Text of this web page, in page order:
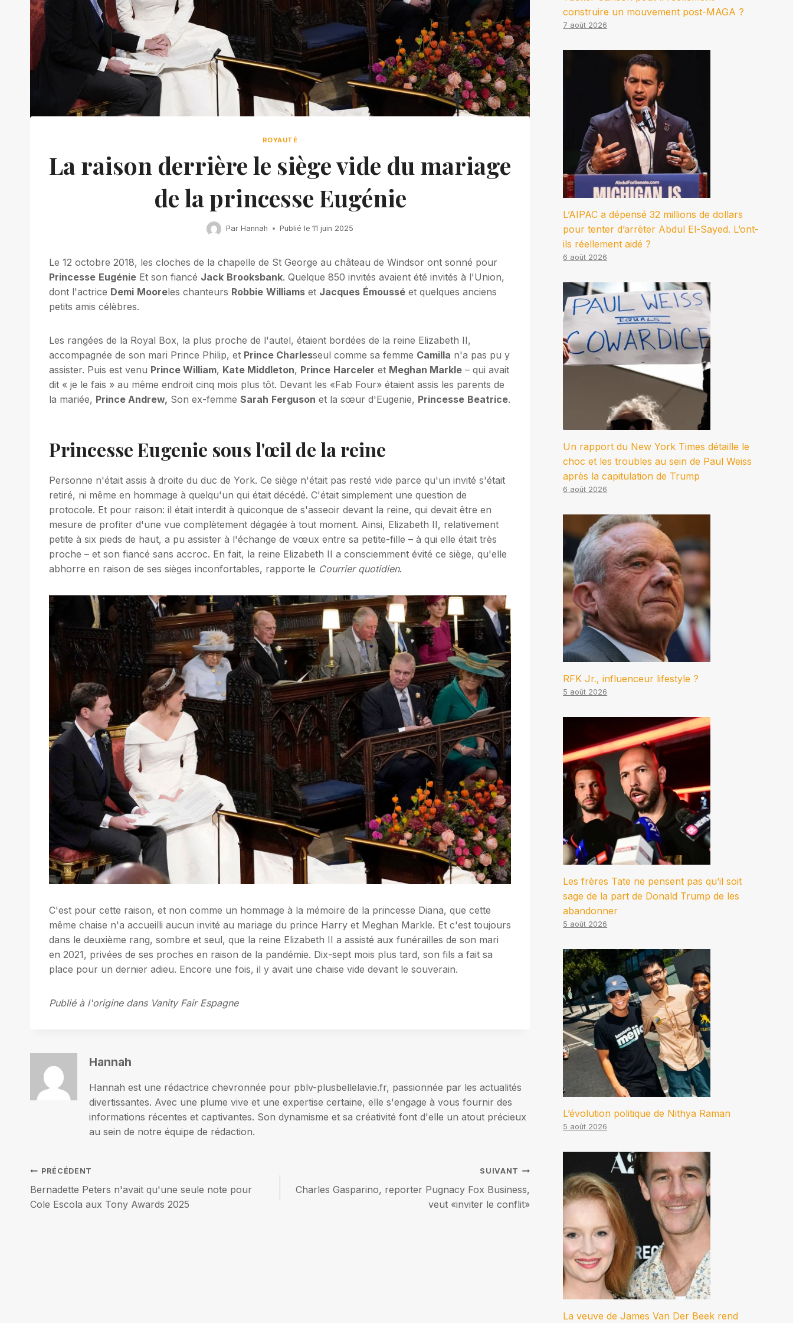
ROYAUTÉ
La raison derrière le siège vide du mariage
de la princesse Eugénie
Par Hannah Publié le 11 juin 2025
Le 12 octobre 2018, les cloches de la chapelle de St George au château de Windsor ont sonné pour
Princesse Eugénie Et son fiancé Jack Brooksbank. Quelque 850 invités avaient été invités à l'Union,
dont l'actrice Demi Mooreles chanteurs Robbie Williams et Jacques Émoussé et quelques anciens
petits amis célèbres.
Les rangées de la Royal Box, la plus proche de l'autel, étaient bordées de la reine Elizabeth II,
accompagnée de son mari Prince Philip, et Prince Charlesseul comme sa femme Camilla n'a pas pu y
assister. Puis est venu Prince William, Kate Middleton, Prince Harceler et Meghan Markle – qui avait
dit « je le fais » au même endroit cinq mois plus tôt. Devant les «Fab Four» étaient assis les parents de
la mariée, Prince Andrew, Son ex-femme Sarah Ferguson et la sœur d'Eugenie, Princesse Beatrice.
Princesse Eugenie sous l'œil de la reine
Personne n'était assis à droite du duc de York. Ce siège n'était pas resté vide parce qu'un invité s'était
retiré, ni même en hommage à quelqu'un qui était décédé. C'était simplement une question de
protocole. Et pour raison: il était interdit à quiconque de s'asseoir devant la reine, qui devait être en
mesure de profiter d'une vue complètement dégagée à tout moment. Ainsi, Elizabeth II, relativement
petite à six pieds de haut, a pu assister à l'échange de vœux entre sa petite-fille – à qui elle était très
proche – et son fiancé sans accroc. En fait, la reine Elizabeth II a consciemment évité ce siège, qu'elle
abhorre en raison de ses sièges inconfortables, rapporte le Courrier quotidien.
C'est pour cette raison, et non comme un hommage à la mémoire de la princesse Diana, que cette
même chaise n'a accueilli aucun invité au mariage du prince Harry et Meghan Markle. Et c'est toujours
dans le deuxième rang, sombre et seul, que la reine Elizabeth II a assisté aux funérailles de son mari
en 2021, privées de ses proches en raison de la pandémie. Dix-sept mois plus tard, son fils a fait sa
place pour un dernier adieu. Encore une fois, il y avait une chaise vide devant le souverain.
Publié à l'origine dans Vanity Fair Espagne
Hannah
Hannah est une rédactrice chevronnée pour pblv-plusbellelavie.fr, passionnée par les actualités
divertissantes. Avec une plume vive et une expertise certaine, elle s'engage à vous fournir des
informations récentes et captivantes. Son dynamisme et sa créativité font d'elle un atout précieux
au sein de notre équipe de rédaction.
Navigation
de
PRÉCÉDENT
Bernadette Peters n'avait qu'une seule note pour
Cole Escola aux Tony Awards 2025
SUIVANT
Charles Gasparino, reporter Pugnacy Fox Business,
veut «inviter le conflit»
construire un mouvement post-MAGA ?
7 août 2026
L’AIPAC a dépensé 32 millions de dollars
pour tenter d’arrêter Abdul El-Sayed. L’ont-
ils réellement aidé ?
6 août 2026
Un rapport du New York Times détaille le
choc et les troubles au sein de Paul Weiss
après la capitulation de Trump
6 août 2026
RFK Jr., influenceur lifestyle ?
5 août 2026
Les frères Tate ne pensent pas qu’il soit
sage de la part de Donald Trump de les
abandonner
5 août 2026
L’évolution politique de Nithya Raman
5 août 2026
La veuve de James Van Der Beek rend